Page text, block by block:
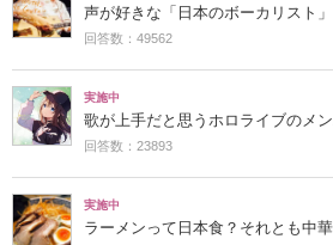
声が好きな「日本のボーカリスト」
回答数：49562
実施中
歌が上手だと思うホロライブのメ
回答数：23893
実施中
ラーメンって日本食？それとも中